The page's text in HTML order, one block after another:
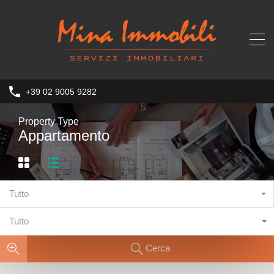
+39 02 9005 9282
Property Type
Appartamento
Tutto
Tutto
Cerca